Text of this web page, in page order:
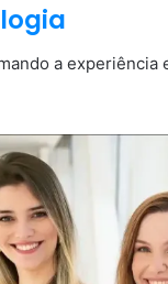
a experiência